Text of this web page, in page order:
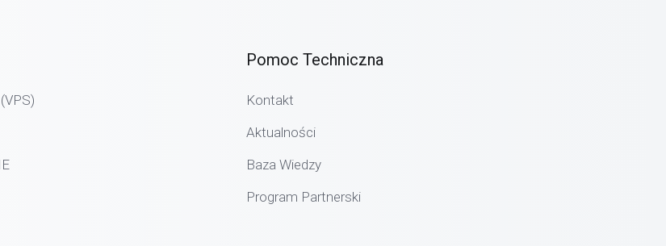
Pomoc Techniczna
Kontakt
Aktualności
Baza Wiedzy
Program Partnerski